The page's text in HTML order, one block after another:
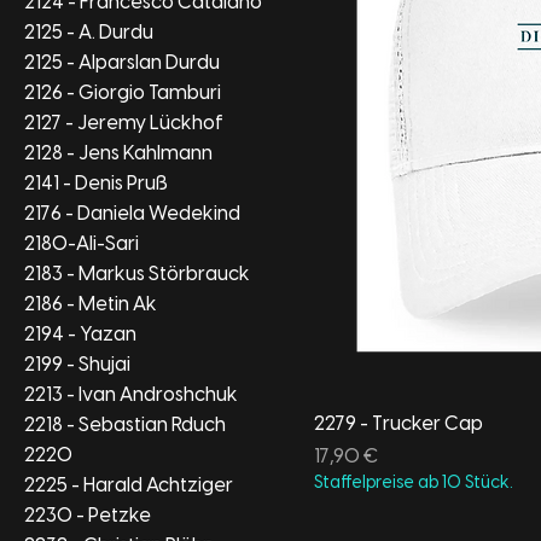
2125 - A. Durdu
2125 - Alparslan Durdu
2126 - Giorgio Tamburi
2127 - Jeremy Lückhof
2128 - Jens Kahlmann
2141 - Denis Pruß
2176 - Daniela Wedekind
2180-Ali-Sari
2183 - Markus Störbrauck
2186 - Metin Ak
2194 - Yazan
2199 - Shujai
2213 - Ivan Androshchuk
2218 - Sebastian Rduch
2220
2225 - Harald Achtziger
2230 - Petzke
2279 - Trucker Cap
Preis
17,90 €
Staffelpreise ab 10 Stück.